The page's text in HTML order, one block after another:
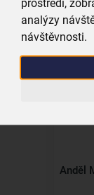
analýzy
návštěvnosti.
59,00
Anděl